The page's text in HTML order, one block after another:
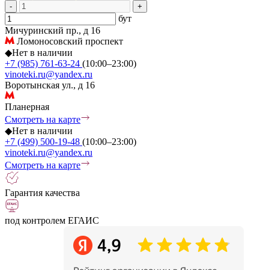
- +
бут
Мичуринский пр., д 16
Ломоносовский проспект
◆Нет в наличии
+7 (985) 761-63-24 (10:00–23:00)
vinoteki.ru@yandex.ru
Воротынская ул., д 16
Планерная
Смотреть на карте
◆Нет в наличии
+7 (499) 500-19-48 (10:00–23:00)
vinoteki.ru@yandex.ru
Смотреть на карте
Гарантия качества
под контролем ЕГАИС